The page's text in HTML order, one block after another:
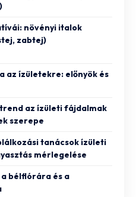
növényi italok
zabtej)
az ízületekre: előnyök és
az ízületi fájdalmak
szerepe
tanácsok ízületi
mérlegelése
bélflórára és a